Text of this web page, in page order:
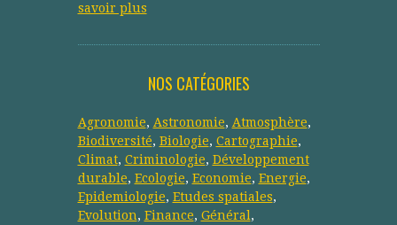
savoir plus
NOS CATÉGORIES
Agronomie, Astronomie, Atmosphère,
Biodiversité, Biologie, Cartographie,
Climat, Criminologie, Développement
durable, Ecologie, Economie, Energie,
Epidemiologie, Etudes spatiales,
Evolution, Finance, Général,